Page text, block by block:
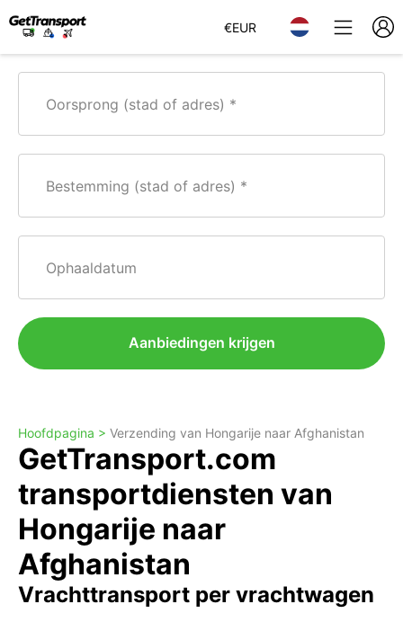
€EUR
Oorsprong (stad of adres)
Bestemming (stad of adres)
Ophaaldatum
Aanbiedingen krijgen
Hoofdpagina > Verzending van Hongarije naar Afghanistan
GetTransport.com
transportdiensten van
Hongarije naar
Afghanistan
Vrachttransport per vrachtwagen